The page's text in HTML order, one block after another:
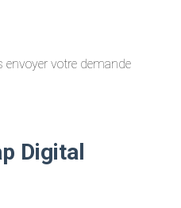
envoyer votre demande